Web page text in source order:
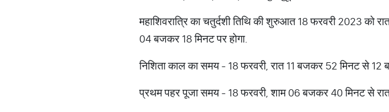
महाशिवरात्रि का चतुर्दशी तिथि की शुरुआत 18 फरवरी 2023 को
04 बजकर 18 मिनट पर होगा.
निशिता काल का समय - 18 फरवरी, रात 11 बजकर 52 मिनट से
प्रथम पहर पूजा समय - 18 फरवरी, शाम 06 बजकर 40 मिनट से